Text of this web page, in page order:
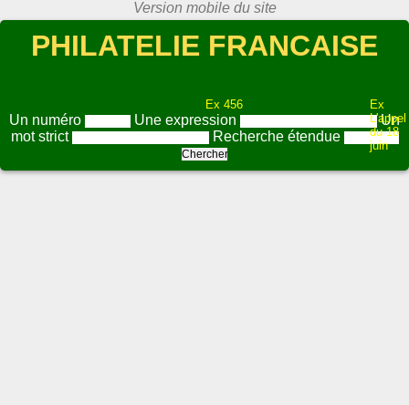
PHILATELIE FRANCAISE
Ex 456
Ex
L'appel
du 18
juin
Un numéro Une expression
Un
mot strict
Recherche étendue